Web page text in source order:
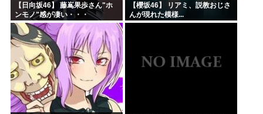
【日向坂46】 藤嶌果歩さん"ホ
ンモノ"感が凄い・・・
【櫻坂46】 リアミ、説教おじさ
んが現れた模様...